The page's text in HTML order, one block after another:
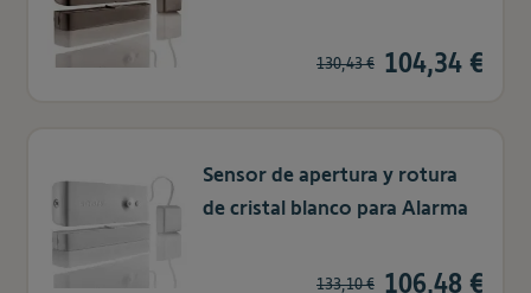
104,34 €
130,43 €
Sensor de apertura y rotura
de cristal blanco para Alarma
106,48 €
133,10 €